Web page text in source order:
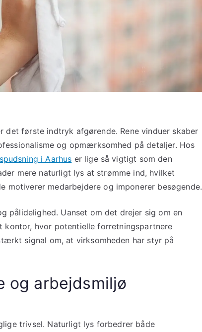
første indtryk afgørende. Rene vinduer skaber
og opmærksomhed på detaljer. Hos
i Aarhus er lige så vigtigt som den
mere naturligt lys at strømme ind, hvilket
motiverer medarbejdere og imponerer besøgende.
pålidelighed. Uanset om det drejer sig om en
kontor, hvor potentielle forretningspartnere
signal om, at virksomheden har styr på
og arbejdsmiljø
trivsel. Naturligt lys forbedrer både